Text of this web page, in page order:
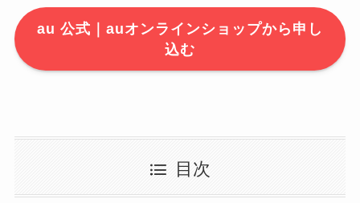
au 公式｜auオンラインショップから申し
込む
目次